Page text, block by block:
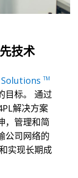
技术
SolutionsTM
目标。 通过
解决方案
，管理和简
公司网络的
实现长期成